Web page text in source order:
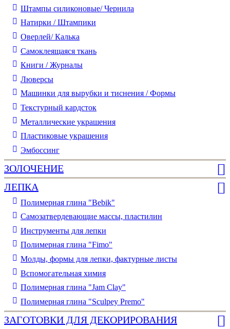
Штампы силиконовые/ Чернила
Натирки / Штампики
Оверлей/ Калька
Самоклеящаяся ткань
Книги / Журналы
Люверсы
Машинки для вырубки и тиснения / Формы
Текстурный кардсток
Металлические украшения
Пластиковые украшения
Эмбоссинг
ЗОЛОЧЕНИЕ
ЛЕПКА
Полимерная глина "Bebik"
Самозатвердевающие массы, пластилин
Инструменты для лепки
Полимерная глина "Fimo"
Молды, формы для лепки, фактурные листы
Вспомогательная химия
Полимерная глина "Jam Clay"
Полимерная глина "Sculpey Premo"
ЗАГОТОВКИ ДЛЯ ДЕКОРИРОВАНИЯ